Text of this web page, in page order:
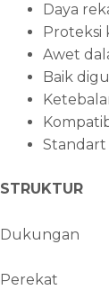
Daya
Proteksi
Awet
Baik
Standart
STRUKTUR
Dukungan :
Perekat :